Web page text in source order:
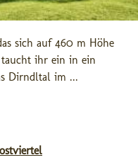
sich auf 460 m Höhe
ihr ein in ein
Dirndltal im ...